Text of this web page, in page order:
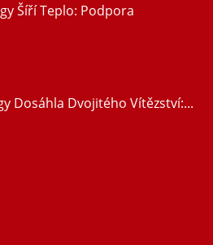
Šíří Teplo: Podpora
Dosáhla Dvojitého Vítězství:...